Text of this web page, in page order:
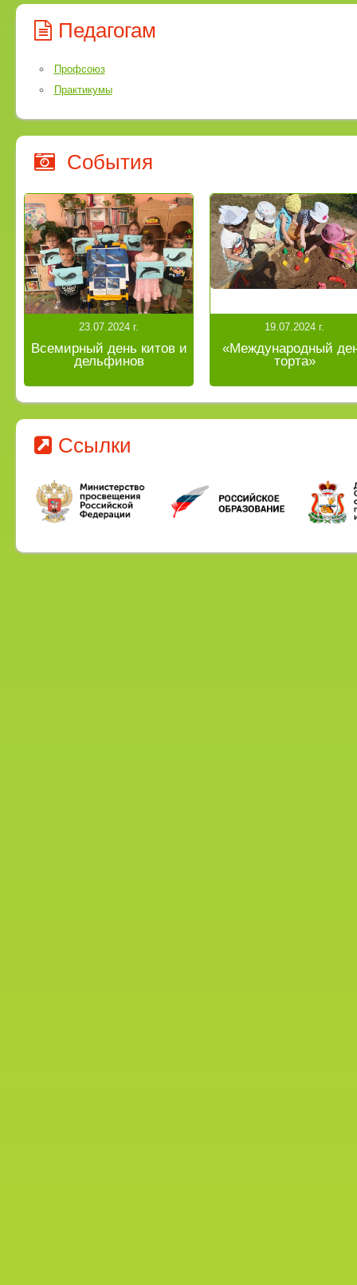
Педагогам
Профсоюз
Практикумы
События
23.07.2024 г.
Всемирный день китов и
дельфинов
19.07.2024 г.
«Международный
торта»
Ссылки